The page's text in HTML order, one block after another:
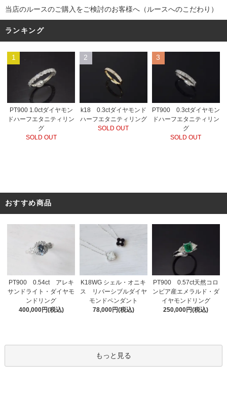
当店のルースのご購入をご検討のお客様へ（ルースへのこだわり）
ランキング
1
PT900 1.0ctダイヤモン
ドハーフエタニティリン
グ
SOLD OUT
2
k18 0.3ctダイヤモンド
ハーフエタニティリング
SOLD OUT
3
PT900 0.3ctダイヤモン
ドハーフエタニティリン
グ
SOLD OUT
おすすめ商品
PT900 0.54ct アレキ
サンドライト・ダイヤモ
ンドリング
400,000円(税込)
K18WG シェル・オニキ
ス リバーシブルダイヤ
モンドペンダント
78,000円(税込)
PT900 0.57ct天然コロ
ンビア産エメラルド・ダ
イヤモンドリング
250,000円(税込)
もっと見る